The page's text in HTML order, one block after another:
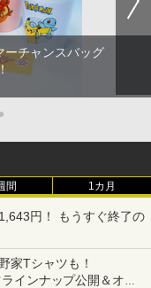
ーチャンスバッグ
間 1カ月
円！ もうすぐ終了の
版」が67%オフで990円
家Tシャツも！
インナップ公開＆オン